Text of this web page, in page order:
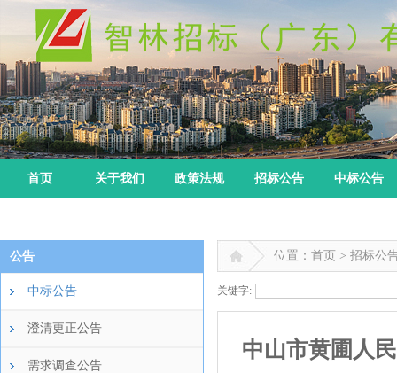
首页 关于我们 政策法规 招标公告 中标公告
公告
中标公告
澄清更正公告
需求调查公告
位置：首页 > 招标公
关键字:
中山市黄圃人